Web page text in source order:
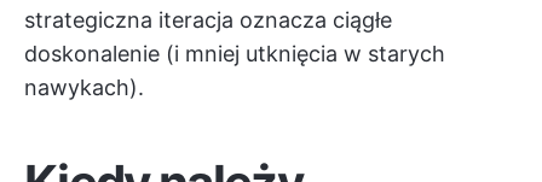
strategiczna iteracja oznacza ciągłe
doskonalenie (i mniej utknięcia w starych
nawykach).